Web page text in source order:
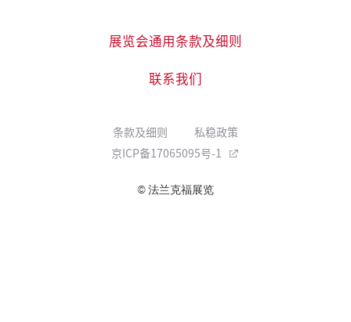
展览会通用条款及细则
联系我们
条款及细则
私稳政策
京ICP备17065095号-1
© 法兰克福展览